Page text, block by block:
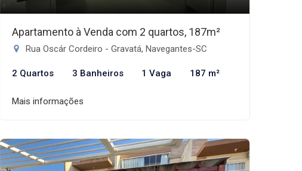
Apartamento à Venda com 2 quartos, 187m²
Rua Oscár Cordeiro - Gravatá, Navegantes-SC
2 Quartos 3 Banheiros 1 Vaga 187 m²
Mais informações